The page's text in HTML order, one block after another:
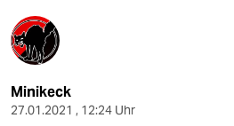
Minikeck
27.01.2021 , 12:24 Uhr